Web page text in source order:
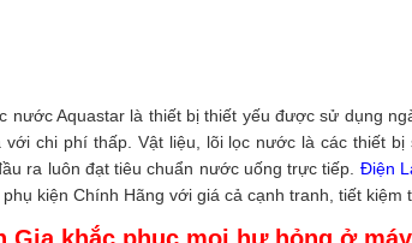
nước Aquastar là thiết bị thiết yếu được sử dụng
với chi phí thấp. Vật liệu, lõi lọc nước là các thiết
ra luôn đạt tiêu chuẩn nước uống trực tiếp. Điện
kiện Chính Hãng với giá cả cạnh tranh, tiết kiệm